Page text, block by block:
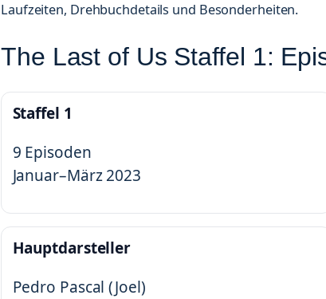
Laufzeiten, Drehbuchdetails und Besonderheiten.
The Last of Us Staffel 1:
Staffel 1
9 Episoden
Januar–März 2023
Hauptdarsteller
Pedro Pascal (Joel)